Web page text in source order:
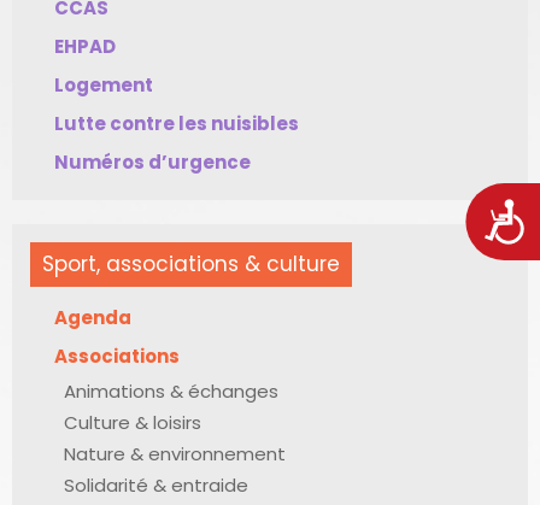
CCAS
EHPAD
Logement
Lutte contre les nuisibles
Numéros d’urgence
Sport, associations & culture
Agenda
Associations
Animations & échanges
Culture & loisirs
Nature & environnement
Solidarité & entraide